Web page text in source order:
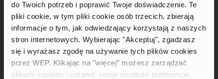
do Twoich potrzeb i poprawić Twoje doświadczenie. Te
pliki cookie, w tym pliki cookie osób trzecich, zbierają
informacje o tym, jak odwiedzający korzystają z naszych
stron internetowych. Wybierając "Akceptuj", zgadzasz
się i wyrażasz zgodę na używanie tych plików cookies
przez WEP. Klikając na "więcej" możesz zarządzać
plikami cookies i ustawić swoje osobiste preferencje.
7 pomysłów na prezenty dla rodzin
goszczących
Szkoła w Hiszpanii: jak wygląda hiszpański
system edukacji
Szkoła we Francji: jak wygląda francuski
system edukacji